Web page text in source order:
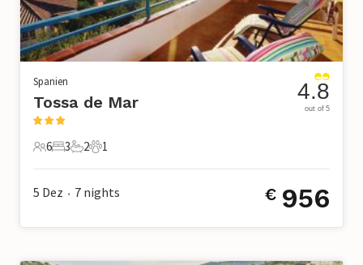
Spanien
Tossa de Mar
6 Gäste
6
3 Schlafzimmer
3
2 Badezimmer
2
1 Haustier
1
4.8
out of 5
5 Dez • 7 nights € 956